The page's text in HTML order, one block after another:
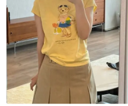
有四种不同的辣度，从不辣
据自己的口味进行选择。